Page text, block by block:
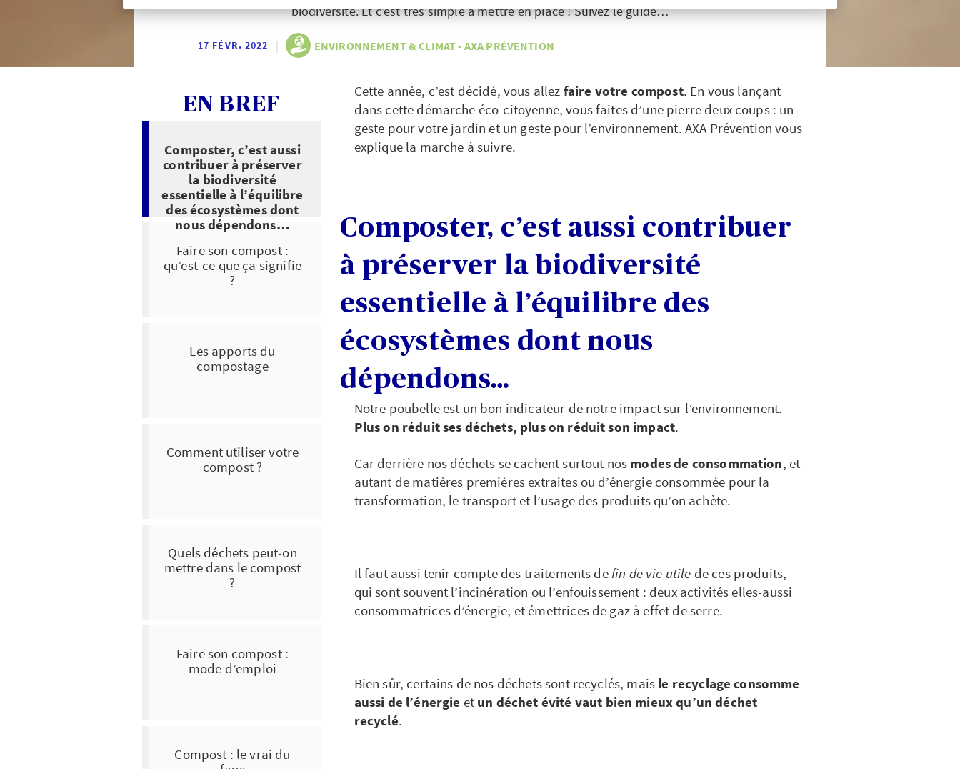
biodiversité. Et c’est très simple à mettre en place ! Suivez le guide…
17 FÉVR. 2022 | ENVIRONNEMENT & CLIMAT - AXA PRÉVENTION
EN BREF
Composter, c’est aussi
contribuer à préserver
la biodiversité
essentielle à l’équilibre
des écosystèmes dont
nous dépendons…
Faire son compost :
qu’est-ce que ça signifie
?
Les apports du
compostage
Comment utiliser votre
compost ?
Quels déchets peut-on
mettre dans le compost
?
Faire son compost :
mode d’emploi
Compost : le vrai du
Cette année, c’est décidé, vous allez faire votre compost. En vous lançant
dans cette démarche éco-citoyenne, vous faites d’une pierre deux coups : un
geste pour votre jardin et un geste pour l’environnement. AXA Prévention vous
explique la marche à suivre.
Composter, c’est aussi contribuer
à préserver la biodiversité
essentielle à l’équilibre des
écosystèmes dont nous
dépendons…
Notre poubelle est un bon indicateur de notre impact sur l’environnement.
Plus on réduit ses déchets, plus on réduit son impact.
Car derrière nos déchets se cachent surtout nos modes de consommation, et
autant de matières premières extraites ou d’énergie consommée pour la
transformation, le transport et l’usage des produits qu’on achète.
Il faut aussi tenir compte des traitements de fin de vie utile de ces produits,
qui sont souvent l’incinération ou l’enfouissement : deux activités elles-aussi
consommatrices d’énergie, et émettrices de gaz à effet de serre.
Bien sûr, certains de nos déchets sont recyclés, mais le recyclage consomme
aussi de l’énergie et un déchet évité vaut bien mieux qu’un déchet
recyclé.